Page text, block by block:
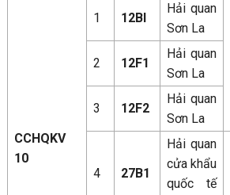
CCHQKV
10
1 12BI
Hải quan
Sơn La
2 12F1
Hải quan
Sơn La
3 12F2
Hải quan
Sơn La
4 27B1
Hải quan
cửa khẩu
quốc tế